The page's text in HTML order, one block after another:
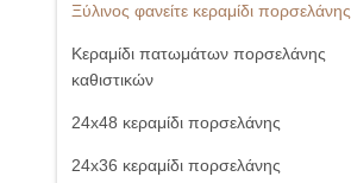
Ξύλινος φανείτε κεραμίδι πορσελάνης
Κεραμίδι πατωμάτων πορσελάνης
καθιστικών
24x48 κεραμίδι πορσελάνης
24x36 κεραμίδι πορσελάνης